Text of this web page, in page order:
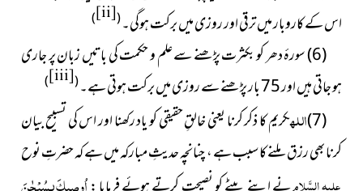
اس کے کاروبار میں ترقی اور روزی میں برکت ہوگی۔(
[ii]
)
(6) سورهٔ دھر کو بکثرت پڑھنے سے علم و حکمت کی باتیں زبان پر جاری
ہو جاتی ہیں اور75بار پڑھنے سے روزی میں برکت ہوتی ہے۔(
[iii]
)
(7) اللہكریم کا ذکر کرنا یعنی خالقِ حقیقی کو یاد رکھنا اور اس کی تسبیح بیان
کرنا بھی رزق ملنے کا سبب ہے ، چنانچہ حدیثِ مبارکہ میں ہے کہ حضرتِ نوح
علیہ السَّلام
اُوصِيكَ بِسُبْحٰنَ